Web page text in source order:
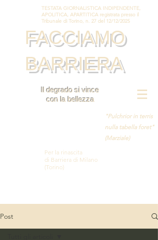
TESTATA GIORNALISTICA INDIPENDENTE,
APOLITICA, APARTITICA registrata presso il
Tribunale di Torino, n. 27 del 12/12/2025
FACCIAMO
BARRIERA
Il degrado si vince
con la bellezza
"Pulchrior in terris
nulla tabella foret"
(Marziale)
Per la rinascita
di Barriera di Milano
(Torino)
Post